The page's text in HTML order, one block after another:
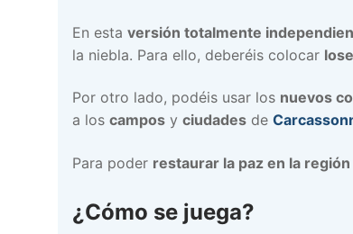
En esta versión totalmente
la niebla. Para ello, deberéis colocar
Por otro lado, podéis usar los nuevos
a los campos y ciudades de
Para poder restaurar la paz en la región
¿Cómo se juega?